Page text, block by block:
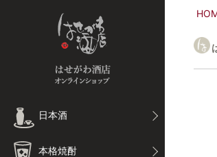
日本酒
本格焼酎